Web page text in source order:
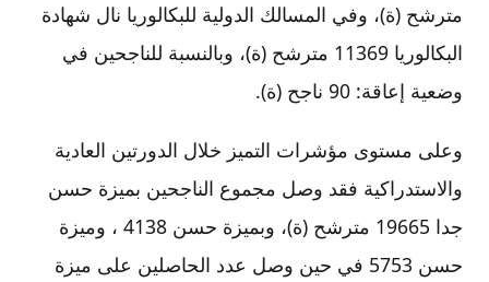
مترشح (ة)، وفي المسالك الدولية للبكالوريا نال شهادة
البكالوريا 11369 مترشح (ة)، وبالنسبة للناجحين في
وضعية إعاقة: 90 ناجح (ة).
وعلى مستوى مؤشرات التميز خلال الدورتين العادية
والاستدراكية فقد وصل مجموع الناجحين بميزة حسن
جدا 19665 مترشح (ة)، وبميزة حسن 4138 ، وميزة
حسن 5753 في حين وصل عدد الحاصلين على ميزة